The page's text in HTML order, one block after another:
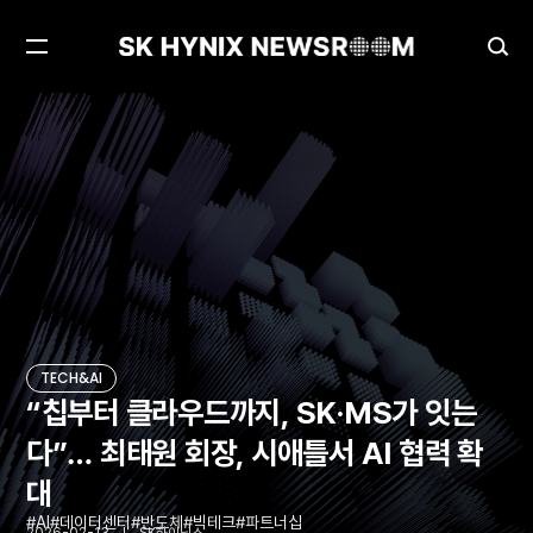
검
메
열
기
TECH&AI
“칩부터 클라우드까지, SK·MS가 잇는
다”… 최태원 회장, 시애틀서 AI 협력 확
대
AI 데이터센터 반도체 빅테크 파트너십
TECH&AI